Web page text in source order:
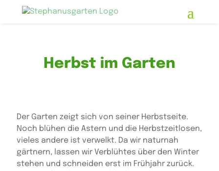
Herbst im Garten
Der Garten zeigt sich von seiner Herbstseite.
Noch blühen die Astern und die Herbstzeitlosen,
vieles andere ist verwelkt. Da wir naturnah
gärtnern, lassen wir Verblühtes über den Winter
stehen und schneiden erst im Frühjahr zurück.